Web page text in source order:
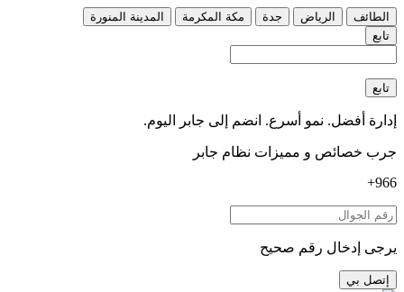
الطائف الرياض جدة مكة المكرمة
المدينة المنورة
تابع
تابع
إدارة أفضل. نمو أسرع. انضم إلى جابر اليوم.
جرب خصائص و مميزات نظام جابر
966+
يرجى إدخال رقم صحيح
إتصل بي